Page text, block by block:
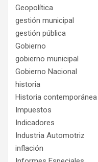
Geopolítica
gestión municipal
gestión pública
Gobierno
gobierno municipal
Gobierno Nacional
historia
Historia contemporánea
Impuestos
Indicadores
Industria Automotriz
inflación